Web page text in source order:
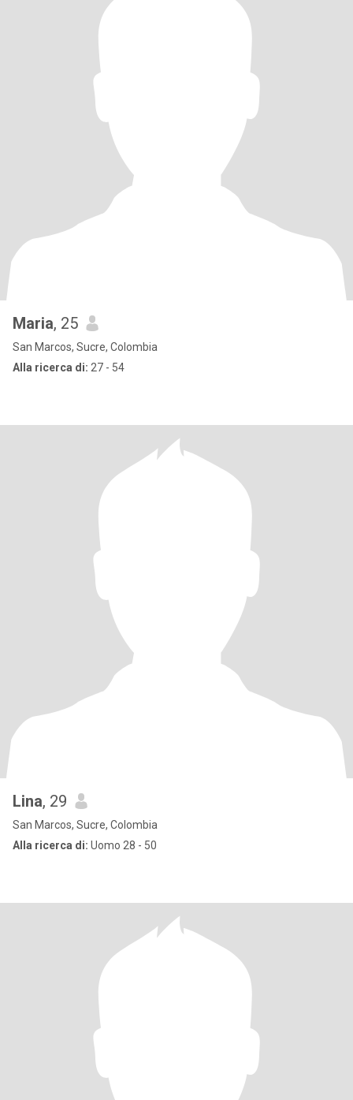
Maria, 25
San Marcos, Sucre, Colombia
Alla ricerca di: 27 - 54
Lina, 29
San Marcos, Sucre, Colombia
Alla ricerca di: Uomo 28 - 50